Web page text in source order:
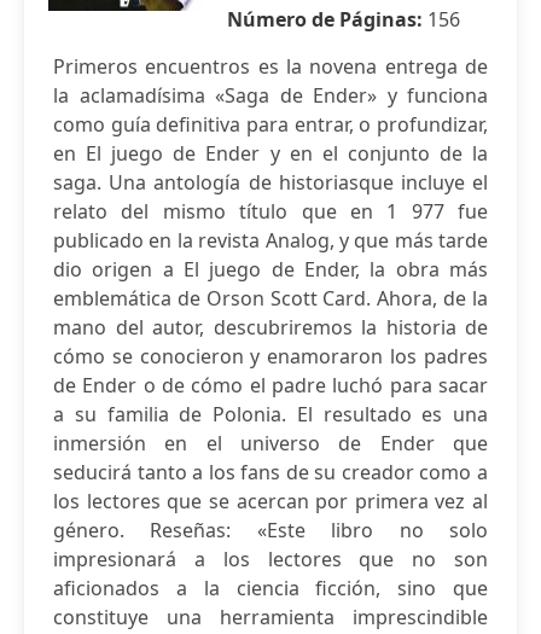
Número de Páginas: 156
Primeros encuentros es la novena entrega de
la aclamadísima «Saga de Ender» y funciona
como guía definitiva para entrar, o profundizar,
en El juego de Ender y en el conjunto de la
saga. Una antología de historiasque incluye el
relato del mismo título que en 1 977 fue
publicado en la revista Analog, y que más tarde
dio origen a El juego de Ender, la obra más
emblemática de Orson Scott Card. Ahora, de la
mano del autor, descubriremos la historia de
cómo se conocieron y enamoraron los padres
de Ender o de cómo el padre luchó para sacar
a su familia de Polonia. El resultado es una
inmersión en el universo de Ender que
seducirá tanto a los fans de su creador como a
los lectores que se acercan por primera vez al
género. Reseñas: «Este libro no solo
impresionará a los lectores que no son
aficionados a la ciencia ficción, sino que
constituye una herramienta imprescindible